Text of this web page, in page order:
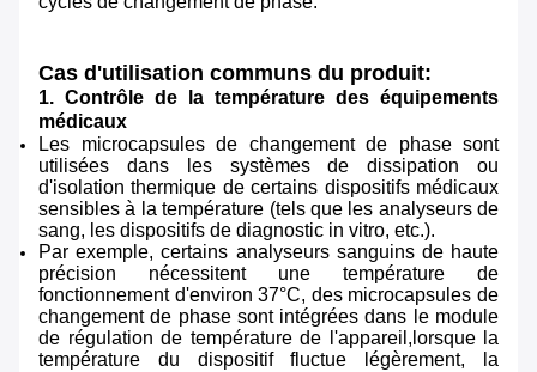
Cas d'utilisation communs du produit:
1. Contrôle de la température des équipements
médicaux
Les microcapsules de changement de phase sont
utilisées dans les systèmes de dissipation ou
d'isolation thermique de certains dispositifs médicaux
sensibles à la température (tels que les analyseurs de
sang, les dispositifs de diagnostic in vitro, etc.).
Par exemple, certains analyseurs sanguins de haute
précision nécessitent une température de
fonctionnement d'environ 37°C, des microcapsules de
changement de phase sont intégrées dans le module
de régulation de température de l'appareil,lorsque la
température du dispositif fluctue légèrement, la